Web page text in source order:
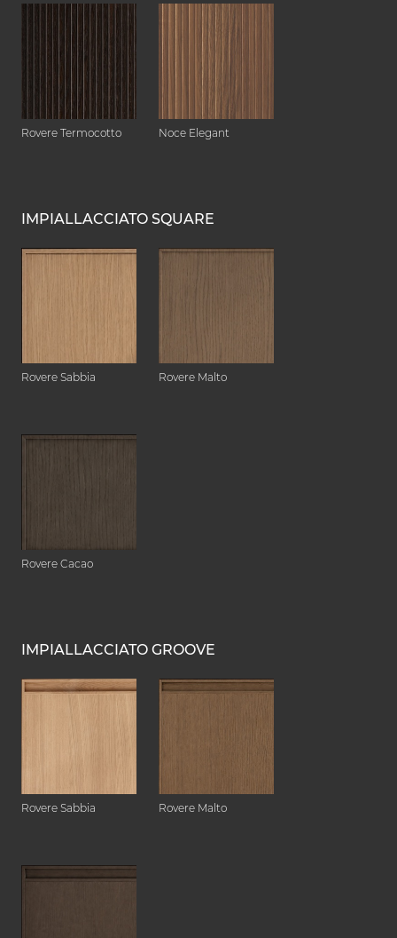
Rovere Termocotto Noce Elegant
IMPIALLACCIATO SQUARE
Rovere Sabbia Rovere Malto
Rovere Cacao
IMPIALLACCIATO GROOVE
Rovere Sabbia Rovere Malto